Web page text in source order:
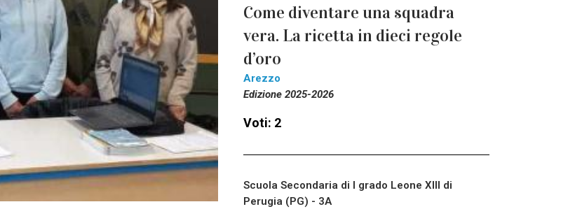
Come diventare una squadra
vera. La ricetta in dieci regole
d’oro
Arezzo
Edizione 2025-2026
Voti: 2
Scuola Secondaria di I grado Leone XIII di
Perugia (PG) - 3A